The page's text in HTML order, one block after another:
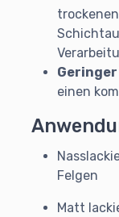
einen
Felgen
Matt